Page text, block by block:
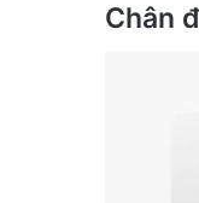
Chân